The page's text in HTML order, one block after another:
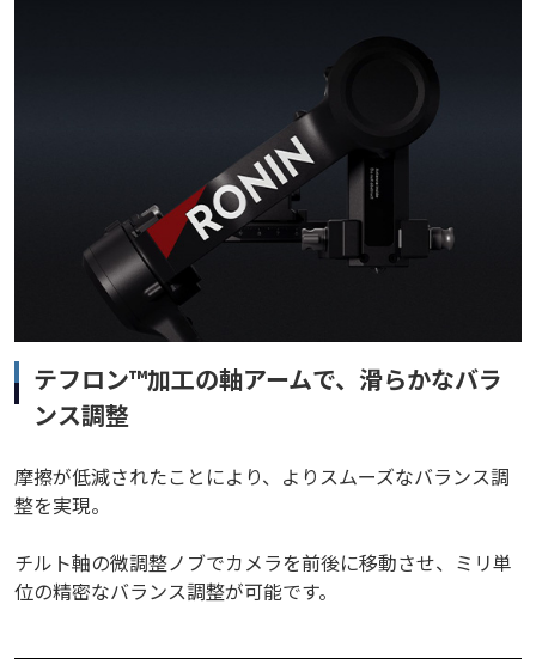
テフロン™加工の軸アームで、滑らかなバラ
ンス調整
摩擦が低減されたことにより、よりスムーズなバランス調
整を実現。
チルト軸の微調整ノブでカメラを前後に移動させ、ミリ単
位の精密なバランス調整が可能です。